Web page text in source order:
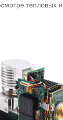
тепловых